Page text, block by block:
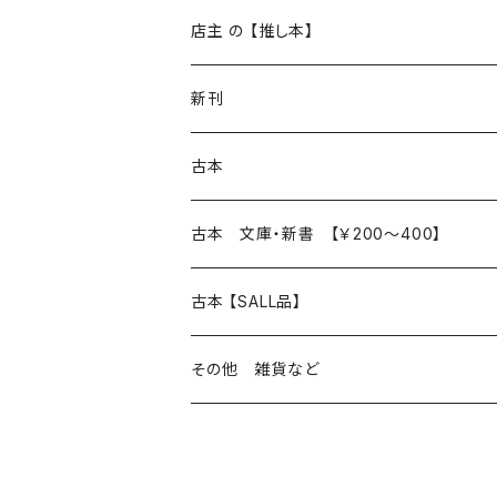
再入荷
新入荷
再入荷
店主 の 【推し本】
新刊
本 の あれこれ
読書のこと
本屋のこと
文芸
近代小説 エッセイ 戯曲（日本人作家）
現代小説 エッセイ 戯曲（日本人作家）
日々 の できこと
日常の 風景 群像
生き方 ライフスタイル
古本
本 の あれこれ
読書のこと
本屋のこと
日本文学
小説 エッセイ 戯曲（日本人作家）
海外文学
古本 文庫・新書 【￥200～400】
日本文学
小説 エッセイ 戯曲
海外文学
古本 【SALL品】
20％OFF
その他 雑貨など